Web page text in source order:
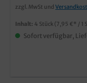
zzgl. MwSt und
Inhalt: 4 Stück (7,95 €* / 1
Sofort verfügbar,